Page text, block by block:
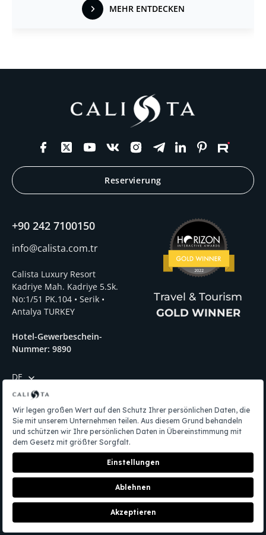
MEHR ENTDECKEN
Reservierung
+90 242 7100150
info@calista.com.tr
Calista Luxury Resort
Kadriye Mah. Kadriye 5.Sk.
No:1/51 PK.104 • Serik •
Antalya TURKEY
Hotel-Gewerbeschein-
Nummer: 9890
DE
Travel & Tourism
GOLD WINNER
Menü
Datenschutzerklӓrung
Personenbezogener Daten
Verwalten Sie Ihre Cookie-Einstellungen
Cookie-Einstellungen bearbeiten
Reservierung